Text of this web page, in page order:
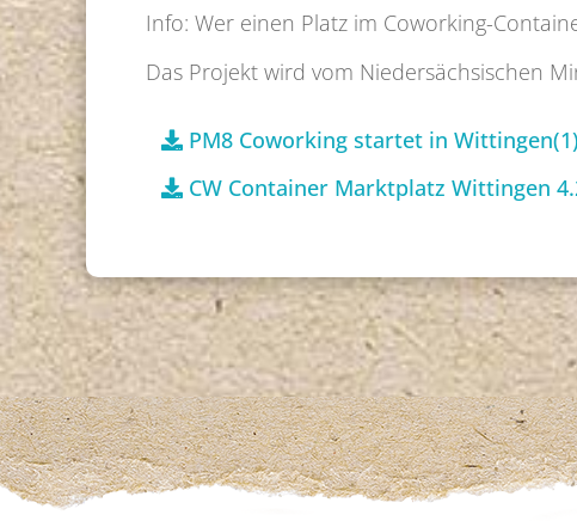
Info: Wer einen Platz im Coworking-
Das Projekt wird vom Niedersächsischen
PM8 Coworking startet in Wittingen(1)
CW Container Marktplatz Wittingen